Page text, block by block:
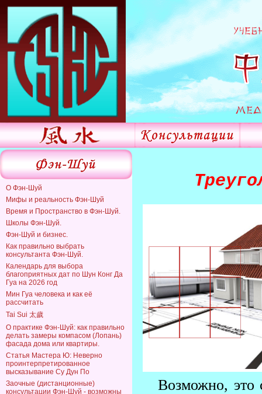
О Фэн-Шуй
Мифы и реальность Фэн-Шуй
Время и Пространство в Фэн-Шуй.
Школы Фэн-Шуй.
Фэн-Шуй и бизнес.
Как правильно выбрать
консультанта Фэн-Шуй.
Календарь для выбора
благоприятных дат по Шун Конг Да
Гуа на 2026 год
Мин Гуа человека и как её
рассчитать
Tai Sui 太歲
О практике Фэн-Шуй: как правильно
делать замеры компасом (Лопань)
фасада дома или квартиры.
Статья Мастера Ю: Неверно
проинтерпретированное
высказывание Су Дун По
Заочные (дистанционные)
консультации Фэн-Шуй - возможны
Возможно, это